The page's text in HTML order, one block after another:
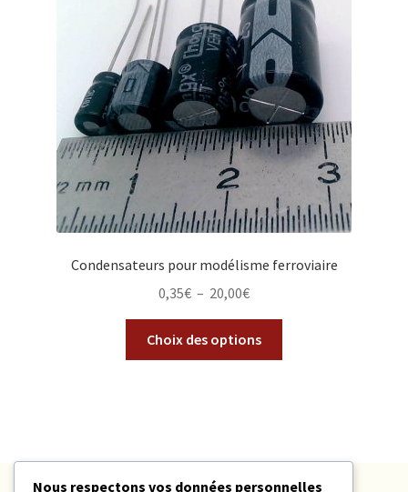
Condensateurs pour modélisme ferroviaire
0,35€ – 20,00€
Choix des options
Nous respectons vos données personnelles